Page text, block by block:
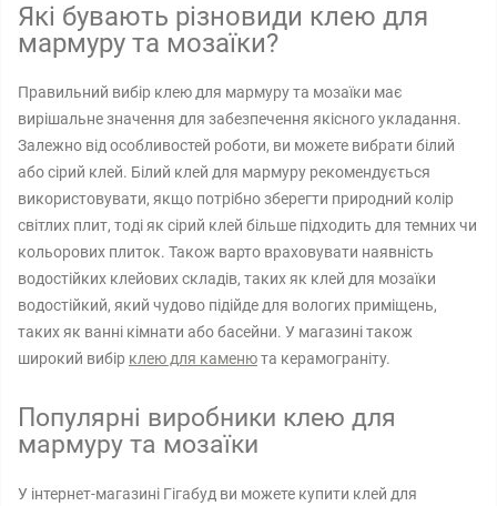
Які бувають різновиди клею для
мармуру та мозаїки?
Правильний вибір клею для мармуру та мозаїки має
вирішальне значення для забезпечення якісного укладання.
Залежно від особливостей роботи, ви можете вибрати білий
або сірий клей. Білий клей для мармуру рекомендується
використовувати, якщо потрібно зберегти природний колір
світлих плит, тоді як сірий клей більше підходить для темних чи
кольорових плиток. Також варто враховувати наявність
водостійких клейових складів, таких як клей для мозаїки
водостійкий, який чудово підійде для вологих приміщень,
таких як ванні кімнати або басейни. У магазині також
широкий вибір клею для каменюта керамограніту.
Популярні виробники клею для
мармуру та мозаїки
У інтернет-магазині Гігабуд ви можете купити клей для